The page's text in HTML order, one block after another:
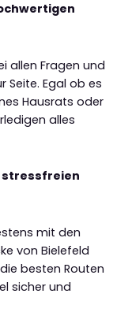
allen Fragen und
Seite. Egal ob es
Hausrats oder
alles
stressfreien
mit den
von Bielefeld
besten Routen
sicher und